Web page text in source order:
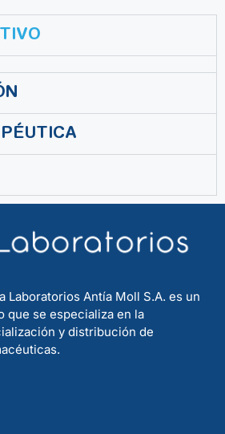
Laboratorios Antía Moll S.A. es un
que se especializa en la
y distribución de